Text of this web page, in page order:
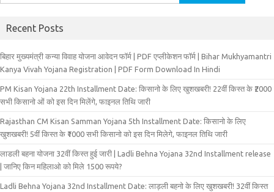
for:
Recent Posts
बिहार मुख्‍यमंत्री कन्‍या विवा‍ह योजना आवेदन फॉर्म | PDF एप्लीकेशन फॉर्म | Bihar Mukhyamantri
Kanya Vivah Yojana Registration | PDF Form Download In Hindi
PM Kisan Yojana 22th Installment Date: किसानो के लिए खुशखबरी! 22वीं किस्त के ₹2000
सभी किसानो ओं को इस दिन मिलेंगे, फाइनल तिथि जारी
Rajasthan CM Kisan Samman Yojana 5th Installment Date: किसानो के लिए
खुशखबरी! 5वीं किस्त के ₹1000 सभी किसानो को इस दिन मिलेगे, फाइनल तिथि जारी
लाडली बहना योजना 32वीं किस्त हुई जारी | Ladli Behna Yojana 32nd Installment release
| जानिए किन महिलाओ को मिले 1500 रूपये?
Ladli Behna Yojana 32nd Installment Date: लाड़ली बहनो के लिए खुशखबरी! 32वीं किस्त